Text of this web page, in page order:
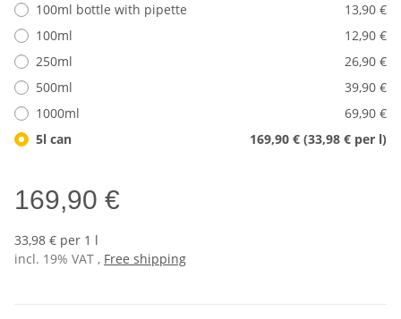
100ml bottle with pipette
13,90 €
100ml
12,90 €
250ml
26,90 €
500ml
39,90 €
1000ml
69,90 €
5l can
169,90 € (33,98 € per l)
169,90 €
33,98 € per 1 l
incl. 19% VAT , Free shipping